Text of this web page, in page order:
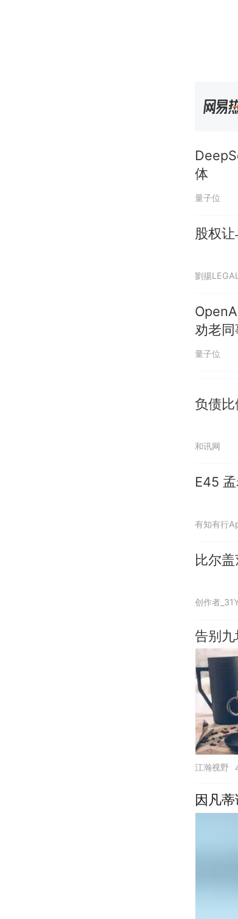
体
量子位
股权
劉揚LEGAL
劝老
量子位
负债比
和讯网
E45
有知有行
比尔
创作者
告别
江瀚视野
因凡